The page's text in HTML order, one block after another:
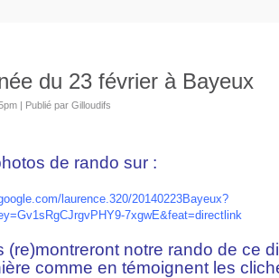
du 23 février à Bayeux
| Publié par Gilloudifs
de rando sur :
laurence.320/20140223Bayeux?
7xgwE&feat=directlink
(re)montreront notre rando de ce
comme en témoignent les